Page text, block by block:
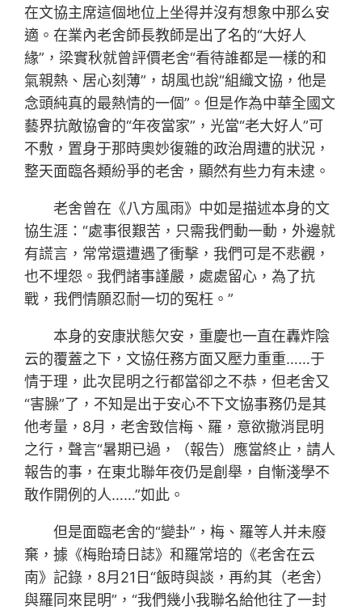
在文協主席這個地位上坐得并沒有想象中那么安
適。在業內老舍師長教師是出了名的“大好人
緣”，梁實秋就曾評價老舍“看待誰都是一樣的和
氣親熱、居心刻薄”，胡風也說“組織文協，他是
念頭純真的最熱情的一個”。但是作為中華全國文
藝界抗敵協會的“年夜當家”，光當“老大好人”可
不敷，置身于那時奧妙復雜的政治周遭的狀況，
整天面臨各類紛爭的老舍，顯然有些力有未逮。
老舍曾在《八方風雨》中如是描述本身的文
協生涯：“處事很艱苦，只需我們動一動，外邊就
有謊言，常常還遭遇了衝擊，我們可是不悲觀，
也不埋怨。我們諸事謹嚴，處處留心，為了抗
戰，我們情願忍耐一切的冤枉。”
本身的安康狀態欠安，重慶也一直在轟炸陰
云的覆蓋之下，文協任務方面又壓力重重……于
情于理，此次昆明之行都當卻之不恭，但老舍又
“害臊”了，不知是出于安心不下文協事務仍是其
他考量，8月，老舍致信梅、羅，意欲撤消昆明
之行，聲言“暑期已過，（報告）應當終止，請人
報告的事，在東北聯年夜仍是創舉，自慚淺學不
敢作開例的人……”如此。
但是面臨老舍的“變卦”，梅、羅等人并未廢
棄，據《梅貽琦日誌》和羅常培的《老舍在云
南》記錄，8月21日“飯時與談，再約其（老舍）
與羅同來昆明”，“我們幾小我聯名給他往了一封